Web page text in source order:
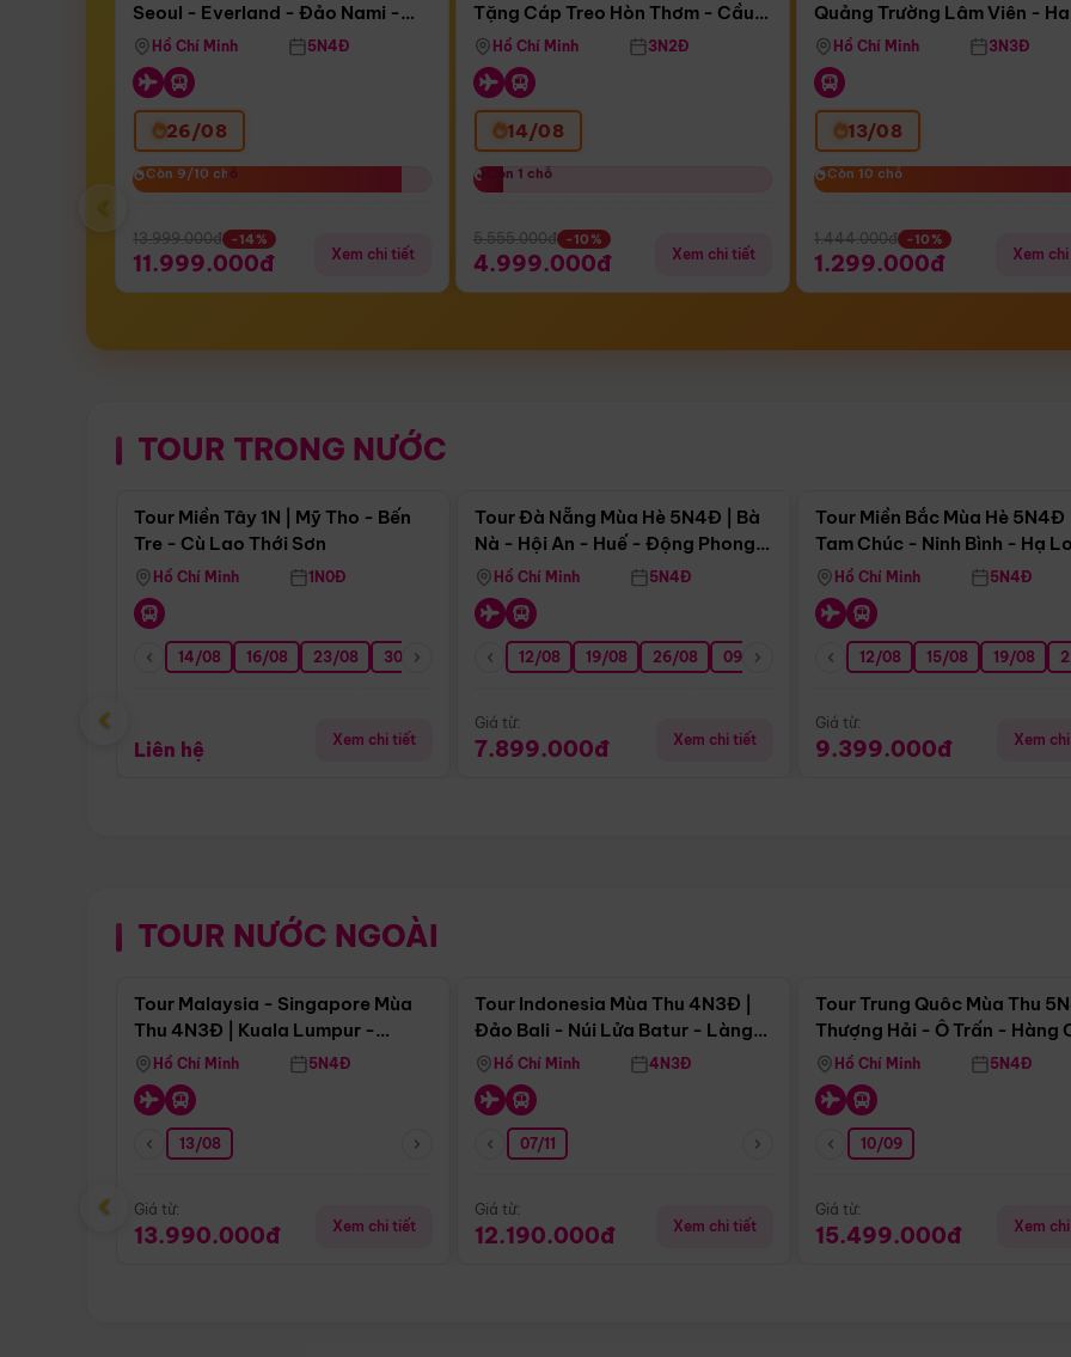
Bay Sun Phuquoc Airways
Seoul - Everland - Đảo Nami -
Tháp Namsan (Bay Sun Phuquoc
Airways)
Hồ Chí Minh 5N4Đ
26/08
Còn 9/10 chỗ
Còn 9/10 chỗ
13.999.000đ -14%
11.999.000đ Xem chi tiết
Tặng Cáp Treo Hòn Thơm
Tặng Cáp Treo Hòn Thơm - Cầu
Hôn - Công Viên Nước Aquatopia
Hồ Chí Minh 3N2Đ
14/08
Còn 1 chỗ
Còn 1 chỗ
5.555.000đ -10%
4.999.000đ Xem chi tiết
Quảng Trường Lâm Viên -
Hill - Puppy Farm
Hồ Chí Minh 3N3Đ
13/08
Còn 10 chỗ
Còn 10 chỗ
1.444.000đ -10%
1.299.000đ Xem
‹
TOUR TRONG NƯỚC
Điểm nổi bật
Tour Miền Tây 1N | Mỹ Tho - Bến
Tre - Cù Lao Thới Sơn
Hồ Chí Minh 1N0Đ
14/08 16/08 23/08 30/08 06/09 13/09 20/09 27/09
Liên hệ Xem chi tiết
Tour Đà Nẵng Mùa Hè 5N4Đ | Bà
Nà - Hội An - Huế - Động Phong
NhaHồ Chí Minh 5N4Đ
12/08 19/08 26/08 09/09 16/09 23/09 30/09 07/10
Giá từ:
7.899.000đ Xem chi tiết
Tour Miền Bắc Mùa Hè 5N4Đ |
Tam Chúc - Ninh Bình - Hạ
Hồ Chí Minh 5N4Đ
12/08 15/08 19/08
Giá từ:
9.399.000đ Xem
‹
TOUR NƯỚC NGOÀI
Điểm nổi bật
Tour Malaysia - Singapore Mùa
Thu 4N3Đ | Kuala Lumpur -
Malacca - Johor Baru -
Singapore
Hồ Chí Minh 5N4Đ
13/08
Giá từ:
13.990.000đ Xem chi tiết
Tour Indonesia Mùa Thu 4N3Đ |
Đảo Bali - Núi Lửa Batur - Làng
Penglipuran
Hồ Chí Minh 4N3Đ
07/11
Giá từ:
12.190.000đ Xem chi tiết
Tour Trung Quôc Mùa Thu
Thượng Hải - Ô Trấn - Hàng
(Tour Không Shopping)
Hồ Chí Minh 5N4Đ
10/09
Giá từ:
15.499.000đ Xem
‹